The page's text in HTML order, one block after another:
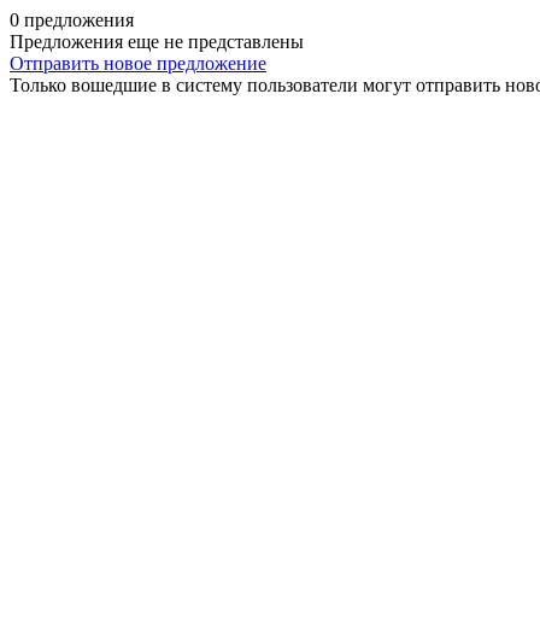
0 предложения
Предложения еще не представлены
Отправить новое предложение
Только вошедшие в систему пользователи могут отправить